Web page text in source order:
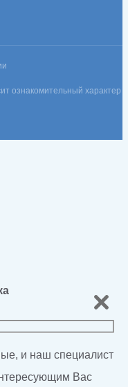
ознакомительный характер
и наш специалист
Вас